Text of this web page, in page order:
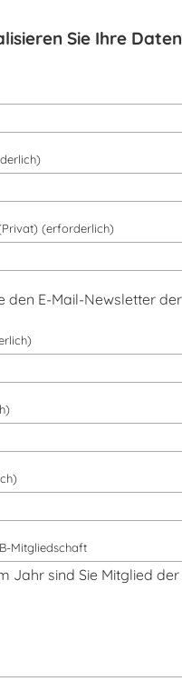
Sie Ihre
(erforderlich)
den E-Mail-Newsletter
Mitgliedschaft